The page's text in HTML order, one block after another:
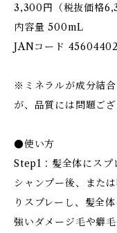
3,300円（税抜価格
内容量 500mL
JANコード
※ミネラルが成分結
が、品質には問題ござ
●使い方
Step1：髪全体にスプ
シャンプー後、また
りスプレーし、髪全
強いダメージ毛や癖